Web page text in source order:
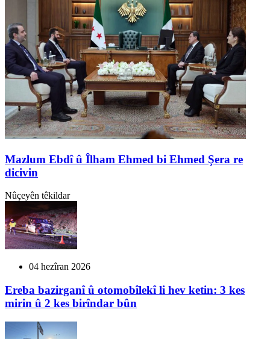
Mazlum Ebdî û Îlham Ehmed bi Ehmed Şera re
dicivin
Nûçeyên têkildar
04 hezîran 2026
Ereba bazirganî û otomobîlekî li hev ketin: 3 kes
mirin û 2 kes birîndar bûn